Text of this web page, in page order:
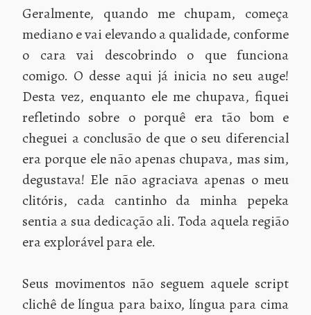
Geralmente, quando me chupam, começa
mediano e vai elevando a qualidade, conforme
o cara vai descobrindo o que funciona
comigo. O desse aqui já inicia no seu auge!
Desta vez, enquanto ele me chupava, fiquei
refletindo sobre o porquê era tão bom e
cheguei a conclusão de que o seu diferencial
era porque ele não apenas chupava, mas sim,
degustava! Ele não agraciava apenas o meu
clitóris, cada cantinho da minha pepeka
sentia a sua dedicação ali. Toda aquela região
era explorável para ele.
Seus movimentos não seguem aquele script
clichê de língua para baixo, língua para cima